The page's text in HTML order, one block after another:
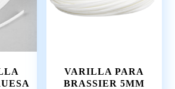
VARILLA PARA
BRASSIER 5MM